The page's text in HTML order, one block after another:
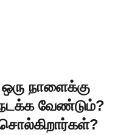
நாளைக்கு
வேண்டும்?